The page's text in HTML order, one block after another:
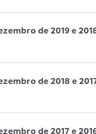
de 2019 e
de 2018 e
de 2017 e